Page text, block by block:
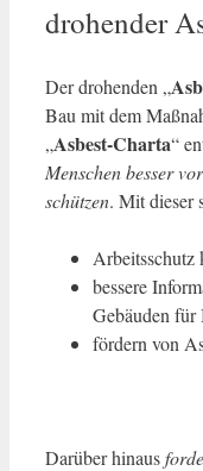
drohender
Der drohenden „
Bau mit dem
„Asbest-Charta“
Menschen besser
schützen. Mit dieser
Arbeitsschutz
bessere
Gebäuden
fördern von
Darüber hinaus